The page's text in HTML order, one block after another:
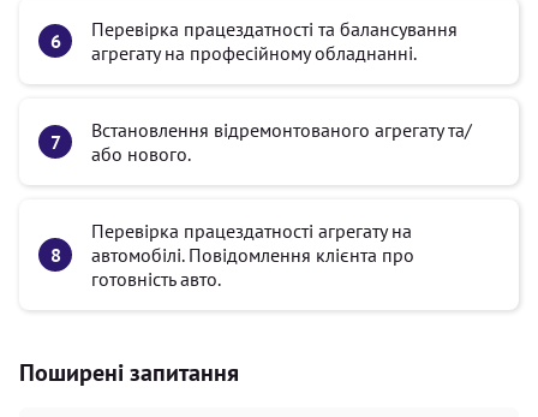
Перевірка працездатності та балансування
агрегату на професійному обладнанні.
Встановлення відремонтованого агрегату та/
або нового.
Перевірка працездатності агрегату на
автомобілі. Повідомлення клієнта про
готовність авто.
Поширені запитання